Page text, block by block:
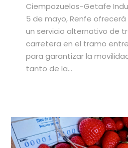
Ciempozuelos-Getafe
5 de mayo, Renfe
un servicio alternativo de
carretera en el tramo
para garantizar la
tanto de la…